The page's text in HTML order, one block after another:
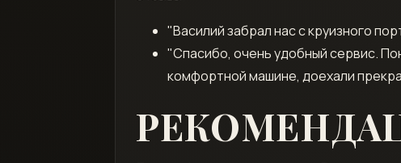
"Василий забрал нас с круизного
"Спасибо, очень удобный сервис.
комфортной машине, доехали